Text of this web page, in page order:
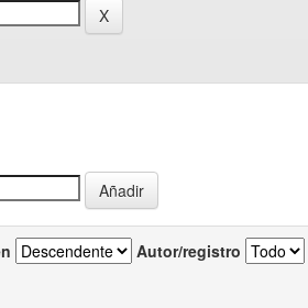
Autor/registro